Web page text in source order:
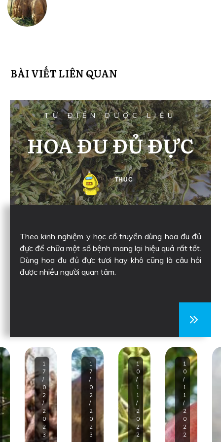
BÀI VIẾT LIÊN QUAN
TỪ ĐIỂN DƯỢC LIỆU
HOA ĐU ĐỦ ĐỰC
THUC
Theo kinh nghiệm y học cổ truyền dùng hoa đu đủ
đực để chữa một số bệnh mang lại hiệu quả rất tốt.
Dùng hoa đu đủ đực tươi hay khô cũng là câu hỏi
được nhiều người quan tâm.
1
7
/
0
2
/
2
0
2
3
1
7
/
0
2
/
2
0
2
3
1
0
/
1
1
/
2
0
2
2
1
0
/
1
1
/
2
0
2
2